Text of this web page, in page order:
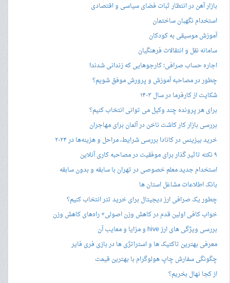
بازار آهن در انتظار ثبات فضای سیاسی و اقتصادی
استخدام نگهبان ساختمان
آموزش موسیقی به کودکان
سامانه نقل و انتقالات فرهنگیان
اجاره حساب صرافی؛ کارجوهایی که زندانی شدند!
چطور در مصاحبه‌ آموزش و پرورش موفق شویم؟
شکایت از کارفرما در سال ۱۴۰۳
برای هر پرونده چند وکیل می توانی انتخاب کنیم؟
بررسی بازار کار کاشت ناخن در آلمان برای مهاجران
خرید بیزینس در کانادا بررسی شرایط، مراحل و هزینه‌ها در ۲۰۲۴
۹ نکته تاثیر گذار برای موفقیت در مصاحبه کاری آنلاین
استخدام جدید معلم خصوصی در تهران با سابقه و بدون سابقه
بانک اطلاعات مشاغل استان ها
چطور یک صرافی ارز دیجیتال برای خرید تتر انتخاب کنیم؟
خواب کافی اولین قدم در کاهش وزن اصولی+ راه‌های کاهش وزن
بررسی ویژگی های ارز hive و مزایا و معایب آن
معرفی بهترین تاکتیک ها و استراتژی ها در بازی فری فایر
چگونگی سفارش چاپ هولوگرام با بهترین قیمت
از کجا نهال بخریم؟